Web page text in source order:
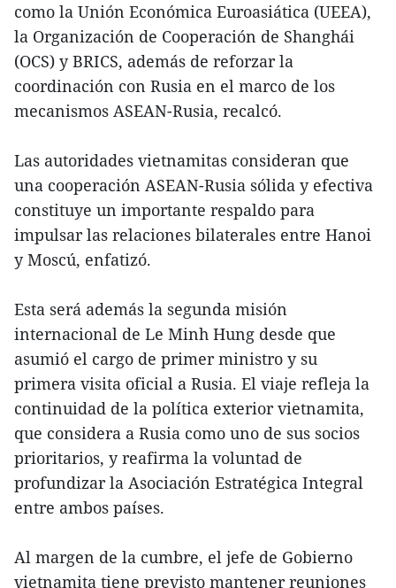
como la Unión Económica Euroasiática (UEEA),
la Organización de Cooperación de Shanghái
(OCS) y BRICS, además de reforzar la
coordinación con Rusia en el marco de los
mecanismos ASEAN-Rusia, recalcó.
Las autoridades vietnamitas consideran que
una cooperación ASEAN-Rusia sólida y efectiva
constituye un importante respaldo para
impulsar las relaciones bilaterales entre Hanoi
y Moscú, enfatizó.
Esta será además la segunda misión
internacional de Le Minh Hung desde que
asumió el cargo de primer ministro y su
primera visita oficial a Rusia. El viaje refleja la
continuidad de la política exterior vietnamita,
que considera a Rusia como uno de sus socios
prioritarios, y reafirma la voluntad de
profundizar la Asociación Estratégica Integral
entre ambos países.
Al margen de la cumbre, el jefe de Gobierno
vietnamita tiene previsto mantener reuniones